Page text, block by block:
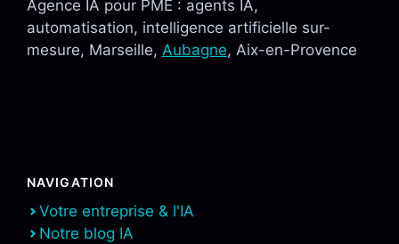
Agence IA pour PME : agents IA,
automatisation, intelligence artificielle sur-
mesure, Marseille, Aubagne, Aix-en-Provence
NAVIGATION
Votre entreprise & l'IA
Notre blog IA